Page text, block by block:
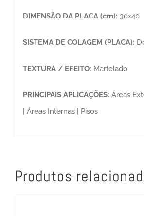
DIMENSÃO DA PLACA (cm): 30×40
SISTEMA DE COLAGEM (PLACA):
TEXTURA / EFEITO: Martelado
PRINCIPAIS APLICAÇÕES: Áreas
| Áreas Internas | Pisos
Produtos